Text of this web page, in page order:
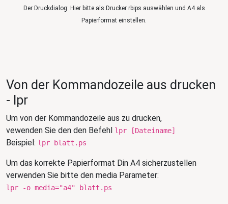
Der Druckdialog: Hier bitte als Drucker rbips auswählen und A4 als
Papierformat einstellen.
Von der Kommandozeile aus drucken
- lpr
Um von der Kommandozeile aus zu drucken,
vewenden Sie den den Befehl lpr [Dateiname]
Beispiel: lpr blatt.ps
Um das korrekte Papierformat Din A4 sicherzustellen
verwenden Sie bitte den media Parameter:
lpr -o media="a4" blatt.ps